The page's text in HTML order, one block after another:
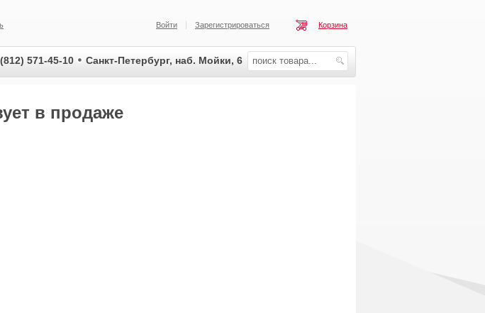
Корзина
Зарегистрироваться
Войти
571-45-10 Санкт-Петербург, наб. Мойки, 6
в продаже